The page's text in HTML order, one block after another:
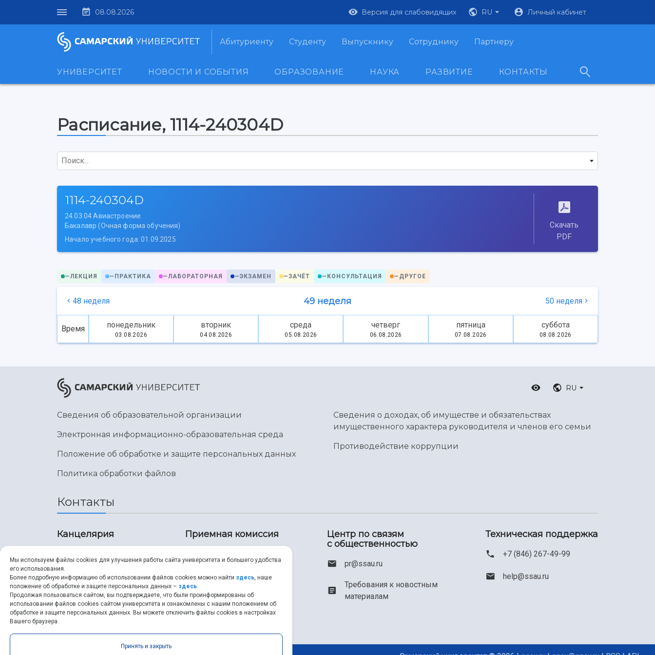
08.08.2026 Версия для слабовидящих RU Личный кабинет
Абитуриенту Студенту Выпускнику Сотруднику Партнеру
УНИВЕРСИТЕТ НОВОСТИ И СОБЫТИЯ ОБРАЗОВАНИЕ НАУКА РАЗВИТИЕ КОНТАКТЫ
Расписание, 1114-240304D
Поиск...
1114-240304D
24.03.04 Авиастроение
Бакалавр (Очная форма обучения)
Начало учебного года: 01.09.2025
Скачать
PDF
—ЛЕКЦИЯ — ПРАКТИКА —ЛАБОРАТОРНАЯ —ЭКЗАМЕН —ЗАЧЁТ — КОНСУЛЬТАЦИЯ — ДРУГОЕ
48 неделя 49 неделя 50 неделя
Время понедельник
03.08.2026
вторник
04.08.2026
среда
05.08.2026
четверг
06.08.2026
пятница
07.08.2026
суббота
08.08.2026
RU
Сведения об образовательной организации
Электронная информационно-образовательная среда
Положение об обработке и защите персональных данных
Политика обработки файлов
Сведения о доходах, об имуществе и обязательствах
имущественного характера руководителя и членов его семьи
Противодействие коррупции
Контакты
Канцелярия
8 (846) 267-43-70
ssau@ssau.ru
Приемная комиссия
8 (846) 267-48-67
priem@ssau.ru
Центр по связям
с общественностью
pr@ssau.ru
Требования к новостным
материалам
Техническая поддержка
+7 (846) 267-49-99
help@ssau.ru
Мы используем файлы cookies для улучшения работы сайта университета и большего удобства
его использования.
Более подробную информацию об использовании файлов cookies можно найти здесь, наше
положение об обработке и защите персональных данных – здесь.
Продолжая пользоваться сайтом, вы подтверждаете, что были проинформированы об
использовании файлов cookies сайтом университета и ознакомлены с нашим положением об
обработке и защите персональных данных. Вы можете отключить файлы cookies в настройках
Вашего браузера.
Принять и закрыть